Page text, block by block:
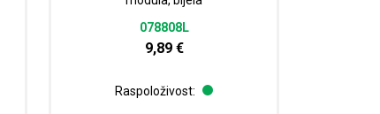
078808L
9,89 €
Raspoloživost: